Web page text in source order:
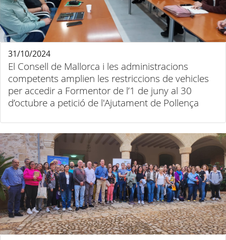
El Consell de Mallorca i les administracions
competents amplien les restriccions de vehicles
per accedir a Formentor de l’1 de juny al 30
d’octubre a petició de l'Ajutament de Pollença
31/10/2024